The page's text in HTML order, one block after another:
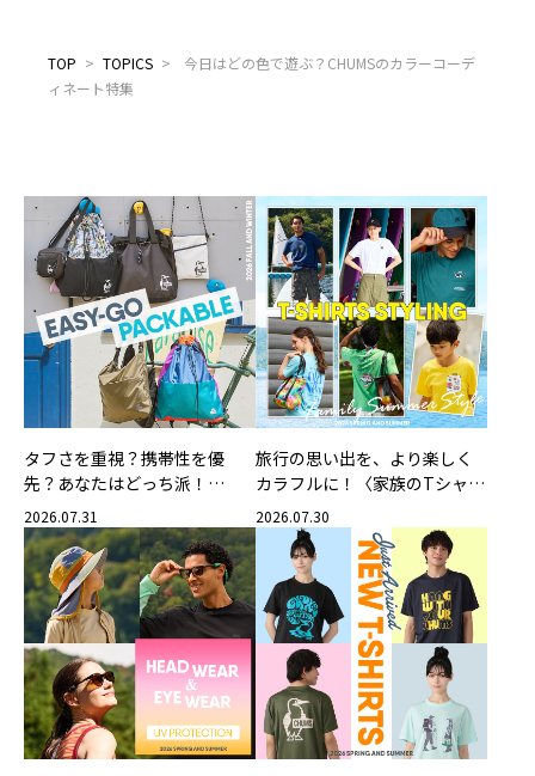
TOP > TOPICS >
今日はどの色で遊ぶ？CHUMSのカラーコーデ
ィネート特集
タフさを重視？携帯性を優
先？あなたはどっち派！
CHUMSの軽量バッグ
2026.07.31
旅行の思い出を、より楽しく
カラフルに！〈家族のTシャツ
スタイリング特集〉
2026.07.30